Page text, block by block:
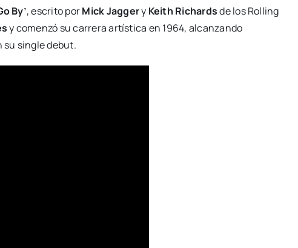
By’, escrito porMick Jaggery Keith Richardsde los Rolling
y comenzó su carrera artística en 1964, alcanzando
su single debut.